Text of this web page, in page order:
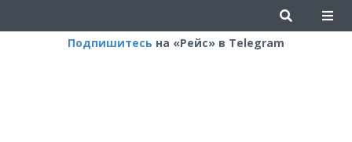
Подпишитесь на «Рейс» в Telegram